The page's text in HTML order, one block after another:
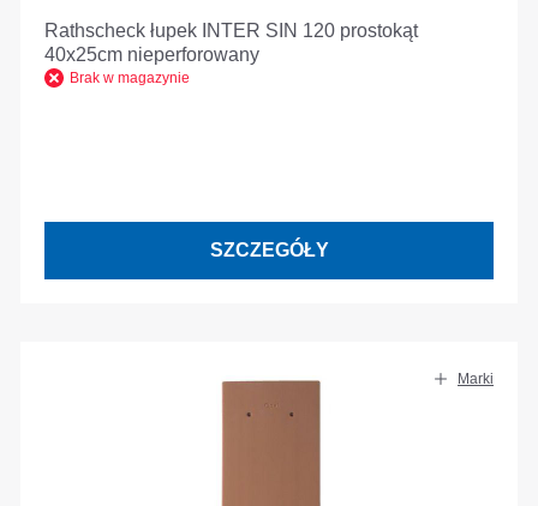
Rathscheck łupek INTER SIN 120 prostokąt
40x25cm nieperforowany
Brak w magazynie
SZCZEGÓŁY
Marki